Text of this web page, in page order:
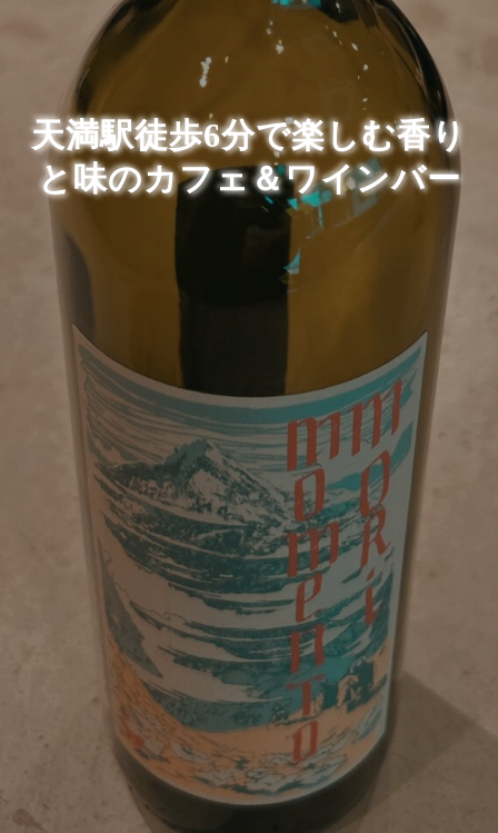
天満駅徒歩6分で楽しむ香り
と味のカフェ＆ワインバー